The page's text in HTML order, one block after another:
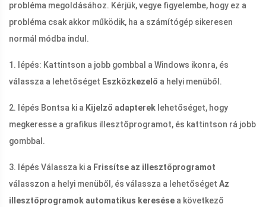
probléma megoldásához. Kérjük, vegye figyelembe, hogy ez a
probléma csak akkor működik, ha a számítógép sikeresen
normál módba indul.
1. lépés: Kattintson a jobb gombbal a Windows ikonra, és
válassza a lehetőséget Eszközkezelő a helyi menüből.
2. lépés Bontsa ki a Kijelző adapterek lehetőséget, hogy
megkeresse a grafikus illesztőprogramot, és kattintson rá jobb
gombbal.
3. lépés Válassza ki a Frissítse az illesztőprogramot
válasszon a helyi menüből, és válassza a lehetőséget Az
illesztőprogramok automatikus keresése a következő